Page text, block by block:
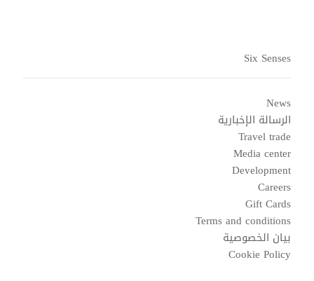
Six Senses
News
الرسالة الإخبارية
Travel trade
Media center
Development
Careers
Gift Cards
Terms and conditions
بيان الخصوصية
Cookie Policy